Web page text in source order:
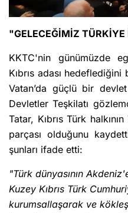
"GELECEĞİMİZ
KKTC'nin günümüzde
Kıbrıs adası
Vatan’da güçlü bir
Devletler Teşkilatı
Tatar, Kıbrıs Türk
parçası olduğunu
şunları ifade etti:
"Türk dünyasının
Kuzey Kıbrıs Türk
kurumsallaşarak ve